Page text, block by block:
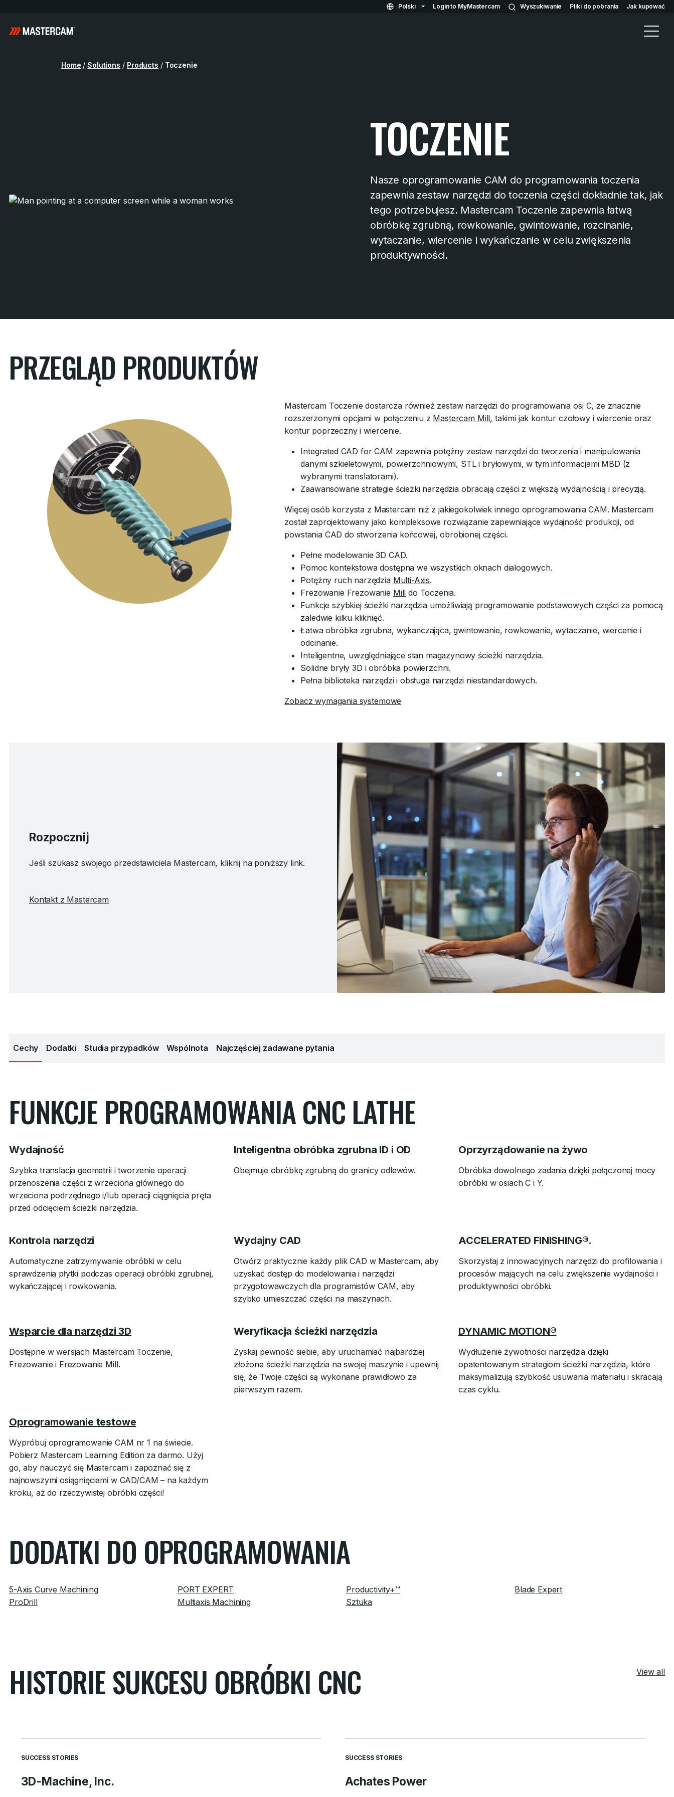
Polski Login to MyMastercam Wyszukiwanie Pliki do pobrania Jak kupować
Home / Solutions / Products / Toczenie
TOCZENIE
Nasze oprogramowanie CAM do programowania toczenia
zapewnia zestaw narzędzi do toczenia części dokładnie tak, jak
tego potrzebujesz. Mastercam Toczenie zapewnia łatwą
obróbkę zgrubną, rowkowanie, gwintowanie, rozcinanie,
wytaczanie, wiercenie i wykańczanie w celu zwiększenia
produktywności.
PRZEGLĄD PRODUKTÓW
Mastercam Toczenie dostarcza również zestaw narzędzi do programowania osi C, ze znacznie
rozszerzonymi opcjami w połączeniu z Mastercam Mill, takimi jak kontur czołowy i wiercenie oraz
kontur poprzeczny i wiercenie.
Integrated CAD forCAM zapewnia potężny zestaw narzędzi do tworzenia i manipulowania
danymi szkieletowymi, powierzchniowymi, STL i bryłowymi, w tym informacjami MBD (z
wybranymi translatorami).
Zaawansowane strategie ścieżki narzędzia obracają części z większą wydajnością i precyzją.
Więcej osób korzysta z Mastercam niż z jakiegokolwiek innego oprogramowania CAM. Mastercam
został zaprojektowany jako kompleksowe rozwiązanie zapewniające wydajność produkcji, od
powstania CAD do stworzenia końcowej, obrobionej części.
Pełne modelowanie 3D CAD.
Pomoc kontekstowa dostępna we wszystkich oknach dialogowych.
Potężny ruch narzędzia Multi-Axis.
Frezowanie Frezowanie Mill do Toczenia.
Funkcje szybkiej ścieżki narzędzia umożliwiają programowanie podstawowych części za pomocą
zaledwie kilku kliknięć.
Łatwa obróbka zgrubna, wykańczająca, gwintowanie, rowkowanie, wytaczanie, wiercenie i
odcinanie.
Inteligentne, uwzględniające stan magazynowy ścieżki narzędzia.
Solidne bryły 3D i obróbka powierzchni.
Pełna biblioteka narzędzi i obsługa narzędzi niestandardowych.
Zobacz wymagania systemowe
Rozpocznij
Jeśli szukasz swojego przedstawiciela Mastercam, kliknij na poniższy link.
Kontakt z Mastercam
Cechy Dodatki Studia przypadków Wspólnota Najczęściej zadawane pytania
FUNKCJE PROGRAMOWANIA CNC LATHE
Wydajność
Szybka translacja geometrii i tworzenie operacji
przenoszenia części z wrzeciona głównego do
wrzeciona podrzędnego i/lub operacji ciągnięcia pręta
przed odcięciem ścieżki narzędzia.
Inteligentna obróbka zgrubna ID i OD
Obejmuje obróbkę zgrubną do granicy odlewów.
Oprzyrządowanie na żywo
Obróbka dowolnego zadania dzięki połączonej mocy
obróbki w osiach C i Y.
Kontrola narzędzi
Automatyczne zatrzymywanie obróbki w celu
sprawdzenia płytki podczas operacji obróbki zgrubnej,
wykańczającej i rowkowania.
Wydajny CAD
Otwórz praktycznie każdy plik CAD w Mastercam, aby
uzyskać dostęp do modelowania i narzędzi
przygotowawczych dla programistów CAM, aby
szybko umieszczać części na maszynach.
ACCELERATED FINISHING®.
Skorzystaj z innowacyjnych narzędzi do profilowania i
procesów mających na celu zwiększenie wydajności i
produktywności obróbki.
Wsparcie dla narzędzi 3D
Dostępne w wersjach Mastercam Toczenie,
Frezowanie i Frezowanie Mill.
Weryfikacja ścieżki narzędzia
Zyskaj pewność siebie, aby uruchamiać najbardziej
złożone ścieżki narzędzia na swojej maszynie i upewnij
się, że Twoje części są wykonane prawidłowo za
pierwszym razem.
DYNAMIC MOTION®
Wydłużenie żywotności narzędzia dzięki
opatentowanym strategiom ścieżki narzędzia, które
maksymalizują szybkość usuwania materiału i skracają
czas cyklu.
Oprogramowanie testowe
Wypróbuj oprogramowanie CAM nr 1 na świecie.
Pobierz Mastercam Learning Edition za darmo. Użyj
go, aby nauczyć się Mastercam i zapoznać się z
najnowszymi osiągnięciami w CAD/CAM – na każdym
kroku, aż do rzeczywistej obróbki części!
DODATKI DO OPROGRAMOWANIA
5-Axis Curve Machining PORT EXPERT Productivity+™
Blade Expert
ProDrill
Multiaxis Machining Sztuka
HISTORIE SUKCESU OBRÓBKI CNC View all
SUCCESS STORIES
3D-Machine, Inc.
SUCCESS STORIES
Achates Power